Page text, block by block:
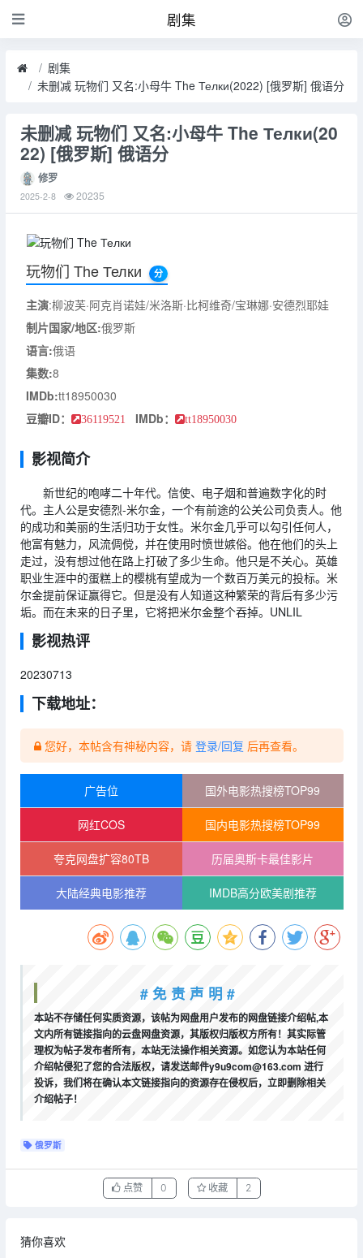
剧集
剧集
未删减 玩物们 又名:小母牛 The Телки(2022) [俄罗斯] 俄语分
未删减 玩物们 又名:小母牛 The Телки(20
22) [俄罗斯] 俄语分
修罗
2025-2-8 20235
玩物们 The Телки 分
主演:柳波芙·阿克肖诺娃/米洛斯·比柯维奇/宝琳娜·安德烈耶娃
制片国家/地区:俄罗斯
语言:俄语
集数:8
IMDb:tt18950030
豆瓣ID：
36119521 IMDb： tt18950030
影视简介
新世纪的咆哮二十年代。信使、电子烟和普遍数字化的时
代。主人公是安德烈-米尔金，一个有前途的公关公司负责人。他
的成功和美丽的生活归功于女性。米尔金几乎可以勾引任何人，
他富有魅力，风流倜傥，并在使用时愤世嫉俗。他在他们的头上
走过，没有想过他在路上打破了多少生命。他只是不关心。英雄
职业生涯中的蛋糕上的樱桃有望成为一个数百万美元的投标。米
尔金提前保证赢得它。但是没有人知道这种繁荣的背后有多少污
垢。而在未来的日子里，它将把米尔金整个吞掉。UNLIL
影视热评
20230713
下载地址：
您好，本帖含有神秘内容，请 登录/回复 后再查看。
广告位 国外电影热搜榜TOP99
网红COS 国内电影热搜榜TOP99
夸克网盘扩容80TB 历届奥斯卡最佳影片
大陆经典电影推荐 IMDB高分欧美剧推荐
# 免 责 声 明 #
本站不存储任何实质资源，该帖为网盘用户发布的网盘链接介绍帖,本
文内所有链接指向的云盘网盘资源，其版权归版权方所有！其实际管
理权为帖子发布者所有，本站无法操作相关资源。如您认为本站任何
介绍帖侵犯了您的合法版权，请发送邮件y9u9com@163.com 进行
投诉，我们将在确认本文链接指向的资源存在侵权后，立即删除相关
介绍帖子！
俄罗斯
点赞 0 收藏 2
猜你喜欢